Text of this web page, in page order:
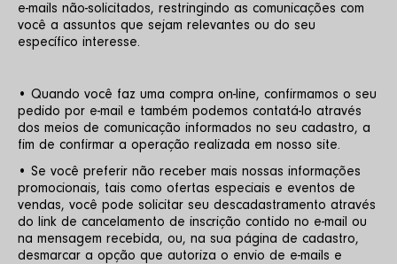
e-mails não-solicitados, restringindo as comunicações com
você a assuntos que sejam relevantes ou do seu
específico interesse.
• Quando você faz uma compra on-line, confirmamos o seu
pedido por e-mail e também podemos contatá-lo através
dos meios de comunicação informados no seu cadastro, a
fim de confirmar a operação realizada em nosso site.
• Se você preferir não receber mais nossas informações
promocionais, tais como ofertas especiais e eventos de
vendas, você pode solicitar seu descadastramento através
do link de cancelamento de inscrição contido no e-mail ou
na mensagem recebida, ou, na sua página de cadastro,
desmarcar a opção que autoriza o envio de e-mails e